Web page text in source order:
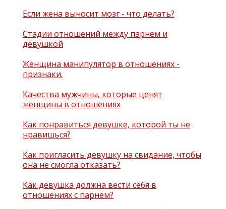
Если жена выносит мозг - что делать?
Стадии отношений между парнем и
девушкой
Женщина манипулятор в отношениях -
признаки.
Качества мужчины, которые ценят
женщины в отношениях
Как понравиться девушке, которой ты не
нравишься?
Как пригласить девушку на свидание, чтобы
она не смогла отказать?
Как девушка должна вести себя в
отношениях с парнем?